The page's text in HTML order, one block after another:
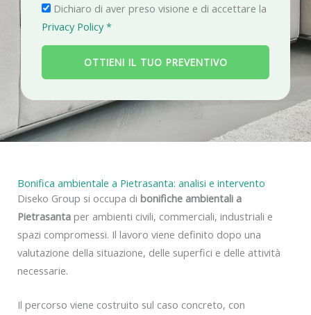
g
g
i
P
r
i
a
c
y
Dichiaro di aver preso visione e di accettare la
Privacy Policy *
OTTIENI IL TUO PREVENTIVO
Bonifica ambientale a Pietrasanta: analisi e intervento
Diseko Group si occupa di bonifiche ambientali a
Pietrasanta per ambienti civili, commerciali, industriali e
spazi compromessi. Il lavoro viene definito dopo una
valutazione della situazione, delle superfici e delle attività
necessarie.
Il percorso viene costruito sul caso concreto, con